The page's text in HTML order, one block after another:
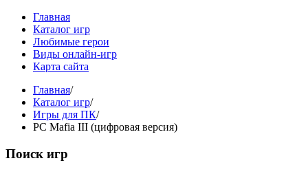
Главная
Каталог игр
Любимые герои
Виды онлайн-игр
Карта сайта
Главная/
Каталог игр/
Игры для ПК/
PC Mafia III (цифровая версия)
Поиск игр